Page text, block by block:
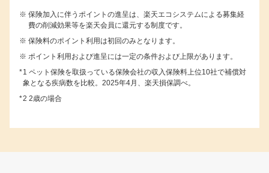
保険加入に伴うポイントの進呈は、楽天エコシステムによる募集経
費の削減効果等を楽天会員に還元する制度です。
保険料のポイント利用は初回のみとなります。
ポイント利用および進呈には一定の条件および上限があります。
1 ペット保険を取扱っている保険会社の収入保険料上位10社で補償対
象となる疾病数を比較。2025年4月、楽天損保調べ。
2 2歳の場合